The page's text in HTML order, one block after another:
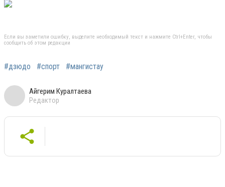
Если вы заметили ошибку, выделите необходимый текст и нажмите Ctrl+Enter, чтобы
сообщить об этом редакции
#дзюдо #спорт #мангистау
Айгерим Куралтаева
Редактор